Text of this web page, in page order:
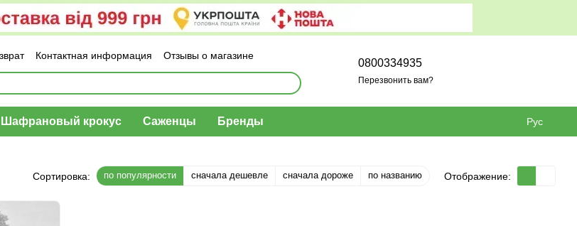
Контактная информация Отзывы о магазине
0800334935
Перезвонить вам?
Шафрановый крокус Саженцы Бренды Рус
Сортировка: по популярности сначала дешевле сначала дороже по названию Отображение: